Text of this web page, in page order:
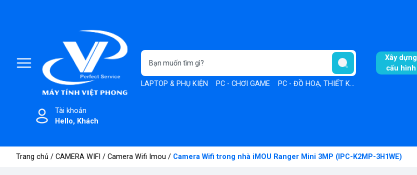
LAPTOP & PHỤ KIỆN PC - CHƠI GAME PC - ĐỒ HOẠ, THIẾT KẾ
Xây dựng
cấu hình
Tài khoản
Hello, Khách
Trang chủ / CAMERA WIFI / Camera Wifi Imou / Camera Wifi trong nhà iMOU Ranger Mini 3MP (IPC-K2MP-3H1WE)